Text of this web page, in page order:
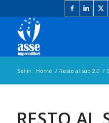
Sei in: Home / Resto al sud 2.0 /